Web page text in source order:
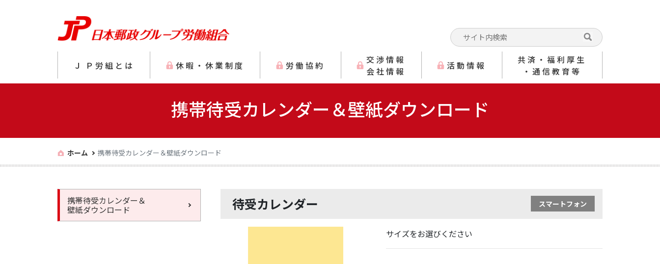
Ｊ Ｐ労組とは 休暇・休業制度 労働協約
交渉情報
会社情報
活動情報
共済・福利厚生
・通信教育等
携帯待受カレンダー＆壁紙ダウンロード
ホーム 携帯待受カレンダー＆壁紙ダウンロード
待受カレンダー スマートフォン
サイズをお選びください
携帯待受カレンダー＆
壁紙ダウンロード